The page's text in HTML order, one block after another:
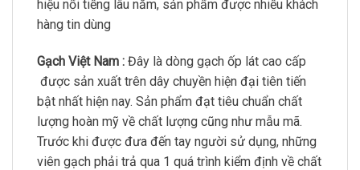
hiệu nổi tiếng lâu năm, sản phẩm được nhiều khách
hàng tin dùng
Gạch Việt Nam : Đây là dòng gạch ốp lát cao cấp
được sản xuất trên dây chuyền hiện đại tiên tiến
bật nhất hiện nay. Sản phẩm đạt tiêu chuẩn chất
lượng hoàn mỹ về chất lượng cũng như mẫu mã.
Trước khi được đưa đến tay người sử dụng, những
viên gạch phải trả qua 1 quá trình kiểm định về chất